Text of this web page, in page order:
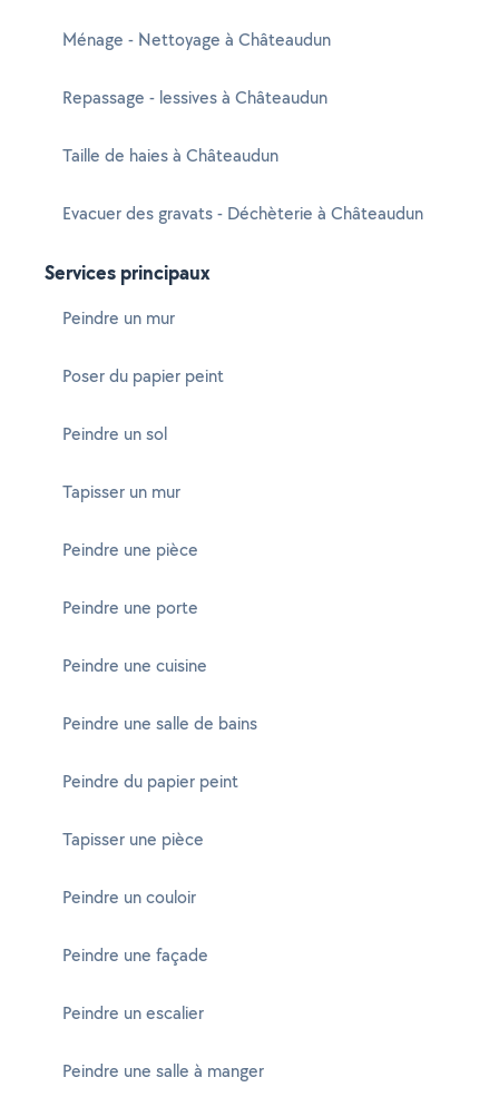
Ménage - Nettoyage à Châteaudun
Repassage - lessives à Châteaudun
Taille de haies à Châteaudun
Evacuer des gravats - Déchèterie à Châteaudun
Services principaux
Peindre un mur
Poser du papier peint
Peindre un sol
Tapisser un mur
Peindre une pièce
Peindre une porte
Peindre une cuisine
Peindre une salle de bains
Peindre du papier peint
Tapisser une pièce
Peindre un couloir
Peindre une façade
Peindre un escalier
Peindre une salle à manger